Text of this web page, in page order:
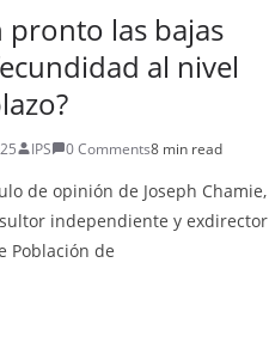
pronto las bajas
al nivel
IPS 0 Comments8 min read
de opinión de Joseph Chamie,
independiente y exdirector
Población de